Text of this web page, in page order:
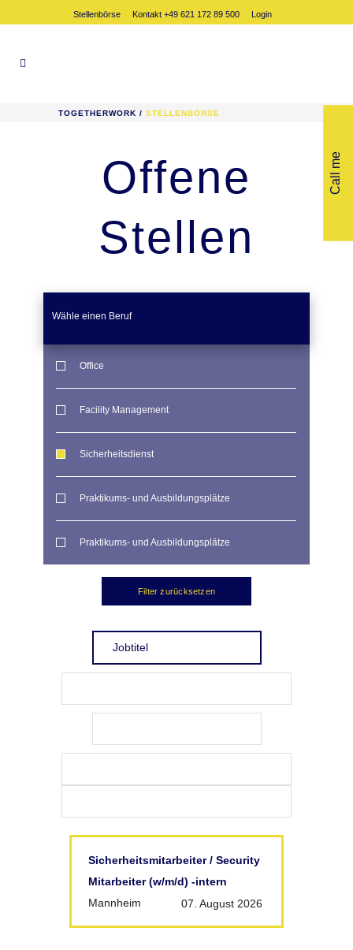
Stellenbörse Kontakt +49 621 172 89 500 Login
TOGETHERWORK / STELLENBÖRSE
Offene
Stellen
Filter zurücksetzen
Office
Facility Management
Sicherheitsdienst
Praktikums- und Ausbildungsplätze
Praktikums- und Ausbildungsplätze
Sicherheitsmitarbeiter / Security
Mitarbeiter (w/m/d) -intern
Mannheim
07. August 2026
Call me